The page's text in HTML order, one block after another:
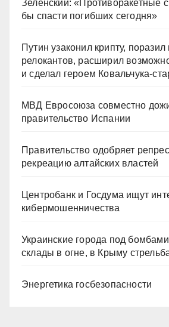
Зеленский: «Противоракетные
бы спасти погибших сегодня»
Путин узаконил крипту,
релокантов, расширил
и сделал героем Ковальчука-
МВД Евросоюза совместно
правительство Испании
Правительство одобряет
рекреацию алтайских властей
Центробанк и Госдума ищут
кибермошенничества
Украинские города под
склады в огне, в Крыму
Энергетика госбезопасности